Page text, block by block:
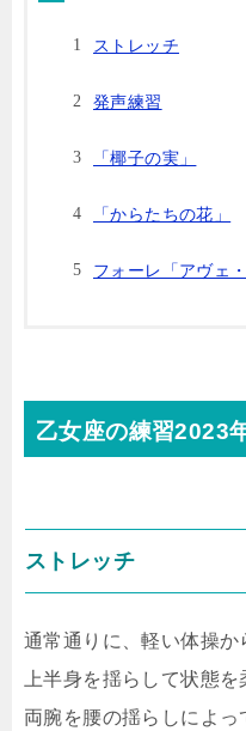
ストレッチ
発声練習
「椰子の実」
「からたちの花」
フォーレ「アヴェ・
乙女座の練習2023
ストレッチ
通常通りに、軽い体操か
上半身を揺らして状態を
両腕を腰の揺らしによっ